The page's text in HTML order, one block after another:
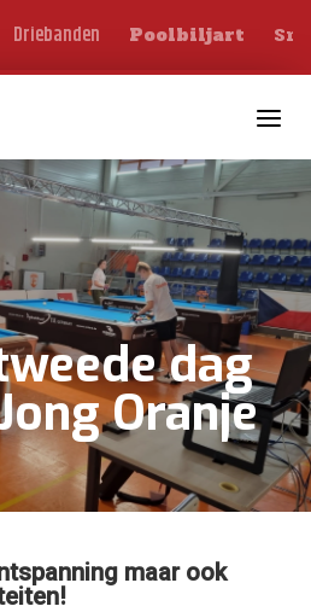
Driebanden Poolbiljart
dag
Oranje
maar ook